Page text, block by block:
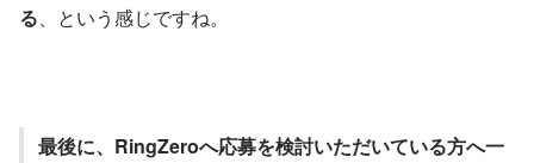
る、という感じですね。
最後に、RingZeroへ応募を検討いただいている方へ一